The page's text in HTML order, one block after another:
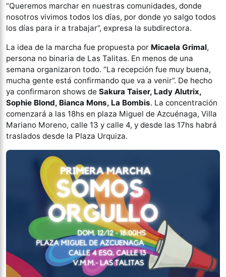
“Queremos marchar en nuestras comunidades, donde
nosotros vivimos todos los días, por donde yo salgo todos
los días para ir a trabajar”, expresa la subdirectora.
La idea de la marcha fue propuesta por Micaela Grimal,
persona no binaria de Las Talitas. En menos de una
semana organizaron todo. “La recepción fue muy buena,
mucha gente está confirmando que va a venir”. De hecho
ya confirmaron shows de Sakura Taiser, Lady Alutrix,
Sophie Blond, Bianca Mons, La Bombis. La concentración
comenzará a las 18hs en plaza Miguel de Azcuénaga, Villa
Mariano Moreno, calle 13 y calle 4, y desde las 17hs habrá
traslados desde la Plaza Urquiza.